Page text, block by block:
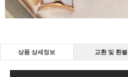
상품 상세정보 교환 및 환불